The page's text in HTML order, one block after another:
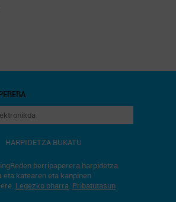
HARPIDETZA BUKATU
berripaperera harpidetza
eta katearen eta kanpinen
Legezko oharra. Pribatutasun